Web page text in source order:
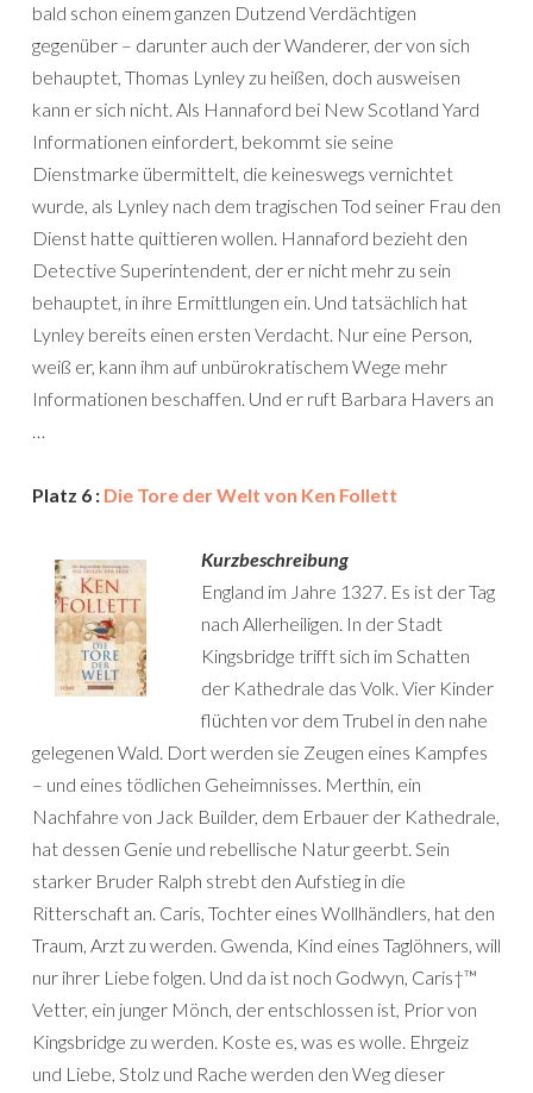
bald schon einem ganzen Dutzend Verdächtigen
gegenüber – darunter auch der Wanderer, der von sich
behauptet, Thomas Lynley zu heißen, doch ausweisen
kann er sich nicht. Als Hannaford bei New Scotland Yard
Informationen einfordert, bekommt sie seine
Dienstmarke übermittelt, die keineswegs vernichtet
wurde, als Lynley nach dem tragischen Tod seiner Frau den
Dienst hatte quittieren wollen. Hannaford bezieht den
Detective Superintendent, der er nicht mehr zu sein
behauptet, in ihre Ermittlungen ein. Und tatsächlich hat
Lynley bereits einen ersten Verdacht. Nur eine Person,
weiß er, kann ihm auf unbürokratischem Wege mehr
Informationen beschaffen. Und er ruft Barbara Havers an
…
Platz 6 : Die Tore der Welt von Ken Follett
Kurzbeschreibung
England im Jahre 1327. Es ist der Tag
nach Allerheiligen. In der Stadt
Kingsbridge trifft sich im Schatten
der Kathedrale das Volk. Vier Kinder
flüchten vor dem Trubel in den nahe
gelegenen Wald. Dort werden sie Zeugen eines Kampfes
– und eines tödlichen Geheimnisses. Merthin, ein
Nachfahre von Jack Builder, dem Erbauer der Kathedrale,
hat dessen Genie und rebellische Natur geerbt. Sein
starker Bruder Ralph strebt den Aufstieg in die
Ritterschaft an. Caris, Tochter eines Wollhändlers, hat den
Traum, Arzt zu werden. Gwenda, Kind eines Taglöhners, will
nur ihrer Liebe folgen. Und da ist noch Godwyn, Caris†™
Vetter, ein junger Mönch, der entschlossen ist, Prior von
Kingsbridge zu werden. Koste es, was es wolle. Ehrgeiz
und Liebe, Stolz und Rache werden den Weg dieser